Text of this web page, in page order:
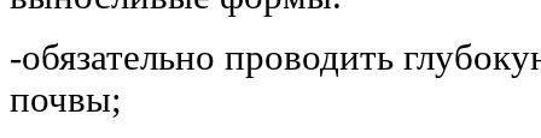
-обязательно проводить
почвы;